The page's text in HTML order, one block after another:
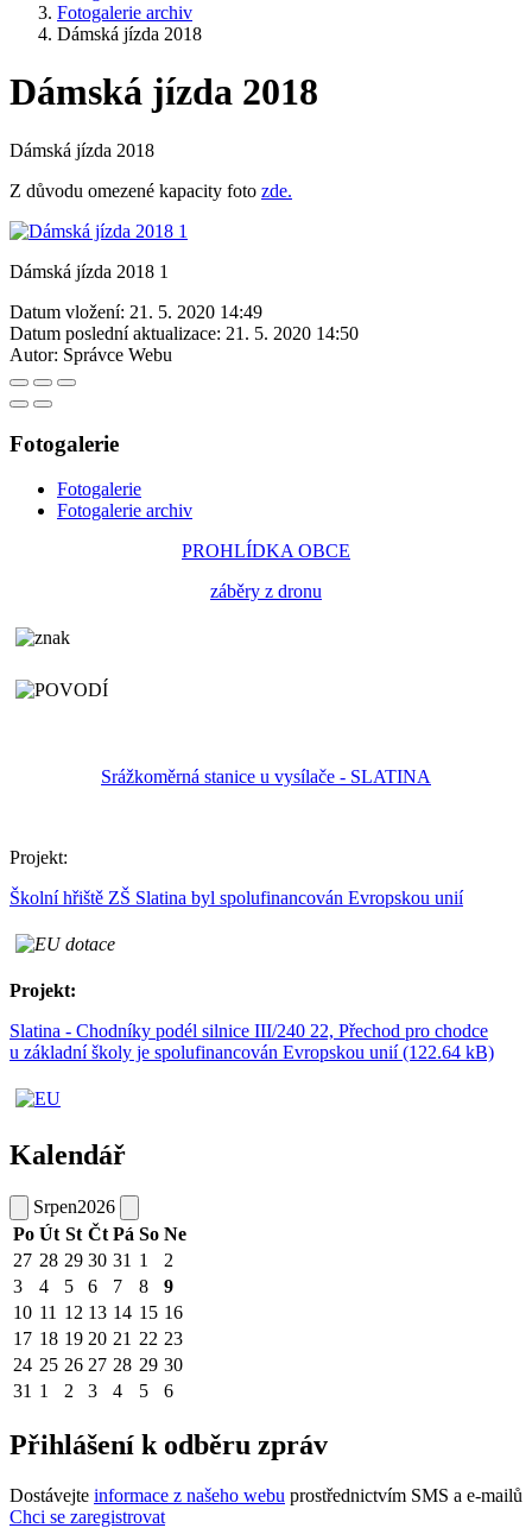
Fotogalerie archiv
Dámská jízda 2018
Dámská jízda 2018
Dámská jízda 2018
Z důvodu omezené kapacity foto zde.
Dámská jízda 2018 1
Datum vložení: 21. 5. 2020 14:49
Datum poslední aktualizace: 21. 5. 2020 14:50
Autor: Správce Webu
Fotogalerie
Fotogalerie
Fotogalerie archiv
PROHLÍDKA OBCE
záběry z dronu
Srážkoměrná stanice u vysílače - SLATINA
Projekt:
Školní hřiště ZŠ Slatina byl spolufinancován Evropskou unií
Projekt:
Slatina - Chodníky podél silnice III/240 22, Přechod pro chodce
u základní školy je spolufinancován Evropskou unií (122.64 kB)
Kalendář
Srpen2026
Po Út St Čt Pá So Ne
27 28 29 30 31 1
2
3
4 5 6 7 8
9
10 11 12 13 14 15 16
17 18 19 20 21 22 23
24 25 26 27 28 29 30
31 1 2 3 4 5 6
Přihlášení k odběru zpráv
Dostávejte informace z našeho webu prostřednictvím SMS a e-mailů
Chci se zaregistrovat